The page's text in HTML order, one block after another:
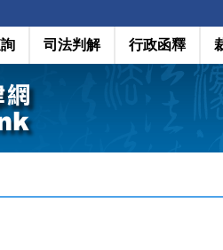
司法判解 行政函釋